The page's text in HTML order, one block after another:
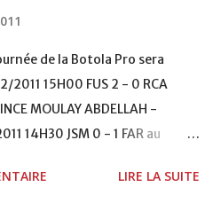
de la Botola Pro sera
2011 15H00 FUS 2 - 0 RCA
MOULAY ABDELLAH -
14H30 JSM 0 - 1 FAR au
16h30 OCK 0 - 1 HUSALIRE LA SUITE